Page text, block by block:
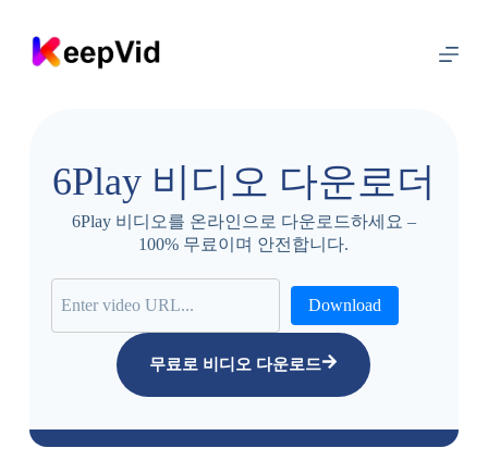
텐
츠
6Play 비디오 다운로더
6Play 비디오를 온라인으로 다운로드하세요 –
100% 무료이며 안전합니다.
Download
무료로 비디오 다운로드